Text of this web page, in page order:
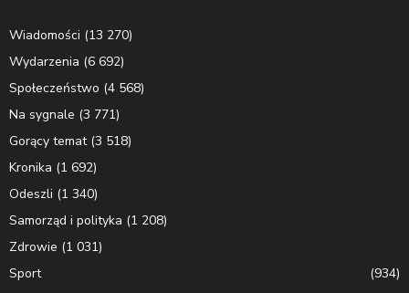
Wiadomości (13 270)
Wydarzenia (6 692)
Społeczeństwo (4 568)
Na sygnale (3 771)
Gorący temat(3 518)
Kronika (1 692)
Odeszli (1 340)
Samorząd i polityka (1 208)
Zdrowie (1 031)
Sport
(934)